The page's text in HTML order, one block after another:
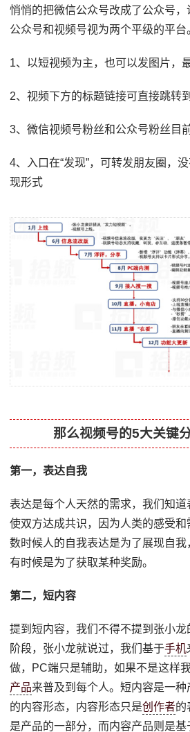
悄悄的把微信公众号改成了公众号
公众号和视频号视为两个平级的平台
1、以短视频为主，也可以发图片，
2、视频下方的标题链接可直接跳转
3、微信视频号粉丝和公众号粉丝目
4、入口在“发现”，可转发朋友圈，
现形式
那么视频号的5大关键
第一，表达自我
表达是每个人天然的需求，我们知
使双方达成共识，因为人类的感受
数时候人的自我表达是为了展现自
有时候是为了获取某种奖励。
第二，短内容
提到短内容，我们不得不提到张小
阶段，张小龙就说过，我们基于手机
做，PC端只是辅助，如果不是这样
产品来普及到每个人。短内容是一
的内容形态，内容形态只是创作者的
是产品的一部分，而内容产品则是